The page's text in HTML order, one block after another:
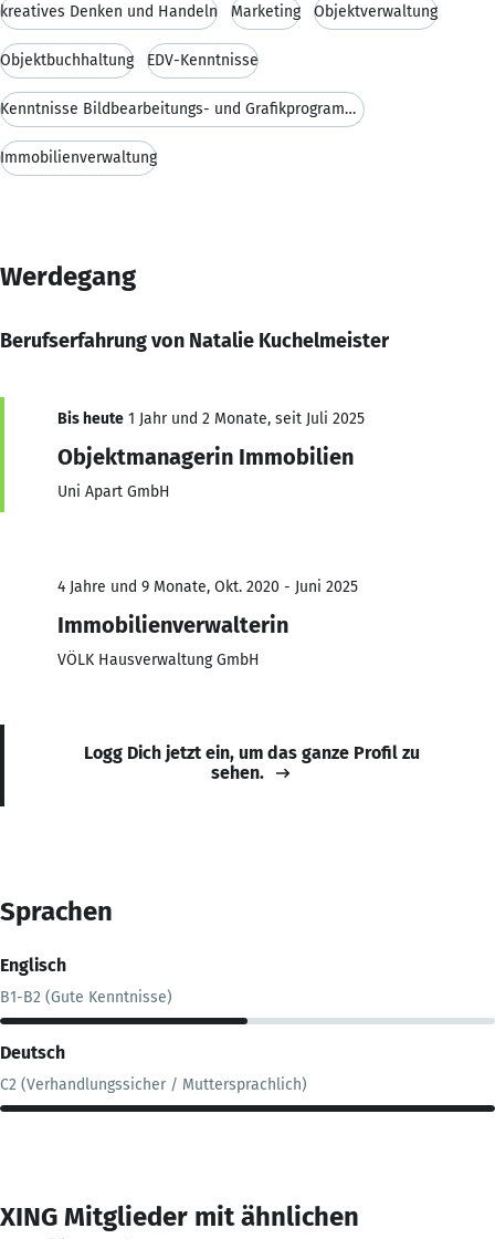
kreatives Denken und Handeln Marketing Objektverwaltung
Objektbuchhaltung EDV-Kenntnisse
Kenntnisse Bildbearbeitungs- und Grafikprogramme
Immobilienverwaltung
Werdegang
Berufserfahrung von Natalie Kuchelmeister
Bis heute 1 Jahr und 2 Monate, seit Juli 2025
Objektmanagerin Immobilien
Uni Apart GmbH
4 Jahre und 9 Monate, Okt. 2020 - Juni 2025
Immobilienverwalterin
VÖLK Hausverwaltung GmbH
Logg Dich jetzt ein, um das ganze Profil zu
sehen.
Sprachen
Englisch
B1-B2 (Gute Kenntnisse)
Deutsch
C2 (Verhandlungssicher / Muttersprachlich)
XING Mitglieder mit ähnlichen